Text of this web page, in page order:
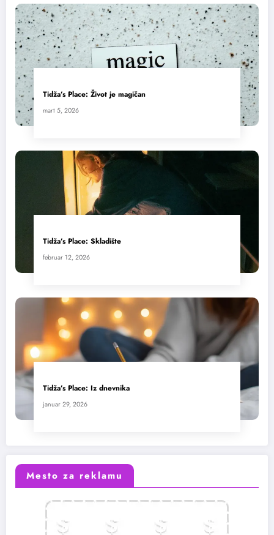
Tidža’s Place: Život je magičan
mart 5, 2026
Tidža’s Place: Skladište
februar 12, 2026
Tidža’s Place: Iz dnevnika
januar 29, 2026
Mesto za reklamu